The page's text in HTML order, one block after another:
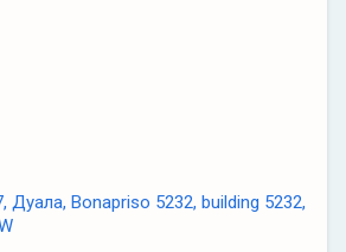
Дуала, Bonapriso 5232, building 5232,